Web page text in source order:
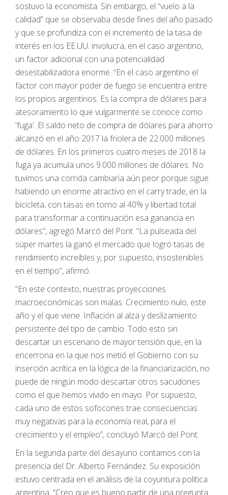
sostuvo la economista. Sin embargo, el “vuelo a la
calidad” que se observaba desde fines del año pasado
y que se profundiza con el incremento de la tasa de
interés en los EE.UU. involucra, en el caso argentino,
un factor adicional con una potencialidad
desestabilizadora enorme. “En el caso argentino el
factor con mayor poder de fuego se encuentra entre
los propios argentinos. Es la compra de dólares para
atesoramiento lo que vulgarmente se conoce como
'fuga'. El saldo neto de compra de dólares para ahorro
alcanzó en el año 2017 la friolera de 22.000 millones
de dólares. En los primeros cuatro meses de 2018 la
fuga ya acumula unos 9.000 millones de dólares. No
tuvimos una corrida cambiaria aún peor porque sigue
habiendo un enorme atractivo en el carry trade, en la
bicicleta, con tasas en torno al 40% y libertad total
para transformar a continuación esa ganancia en
dólares”, agregó Marcó del Pont. “La pulseada del
súper martes la ganó el mercado que logró tasas de
rendimiento increíbles y, por supuesto, insostenibles
en el tiempo”, afirmó.
“En este contexto, nuestras proyecciones
macroeconómicas son malas. Crecimiento nulo, este
año y el que viene. Inflación al alza y deslizamiento
persistente del tipo de cambio. Todo esto sin
descartar un escenario de mayor tensión que, en la
encerrona en la que nos metió el Gobierno con su
inserción acrítica en la lógica de la financiarización, no
puede de ningún modo descartar otros sacudones
como el que hemos vivido en mayo. Por supuesto,
cada uno de estos sofocones trae consecuencias
muy negativas para la economía real, para el
crecimiento y el empleo”, concluyó Marcó del Pont.
En la segunda parte del desayuno contamos con la
presencia del Dr. Alberto Fernández. Su exposición
estuvo centrada en el análisis de la coyuntura política
argentina. “Creo que es bueno partir de una pregunta